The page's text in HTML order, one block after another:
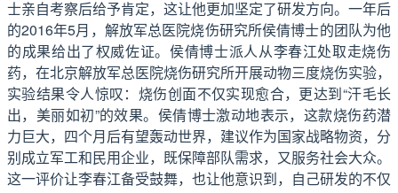
士亲自考察后给予肯定，这让他更加坚定了研发方向。一年后
的2016年5月，解放军总医院烧伤研究所侯倩博士的团队为他
的成果给出了权威佐证。侯倩博士派人从李春江处取走烧伤
药，在北京解放军总医院烧伤研究所开展动物三度烧伤实验，
实验结果令人惊叹：烧伤创面不仅实现愈合，更达到“汗毛长
出，美丽如初”的效果。侯倩博士激动地表示，这款烧伤药潜
力巨大，四个月后有望轰动世界，建议作为国家战略物资，分
别成立军工和民用企业，既保障部队需求，又服务社会大众。
这一评价让李春江备受鼓舞，也让他意识到，自己研发的不仅